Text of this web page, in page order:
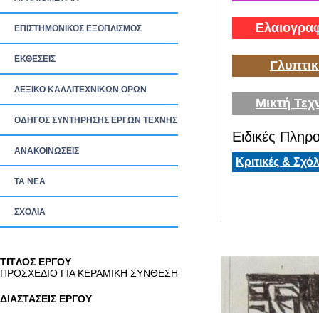
ΕΠΙΣΤΗΜΟΝΙΚΟΣ ΕΞΟΠΛΙΣΜΟΣ
ΕΚΘΕΣΕΙΣ
ΛΕΞΙΚΟ ΚΑΛΛΙΤΕΧΝΙΚΩΝ ΟΡΩΝ
ΟΔΗΓΟΣ ΣΥΝΤΗΡΗΣΗΣ ΕΡΓΩΝ ΤΕΧΝΗΣ
ΑΝΑΚΟΙΝΩΣΕΙΣ
ΤΑ ΝEΑ
ΣΧΟΛΙΑ
Μικτή
Ειδικές
Κριτικές &
TITΛΟΣ ΕΡΓΟΥ
ΠΡΟΣΧΕΔΙΟ ΓΙΑ ΚΕΡΑΜΙΚΗ ΣΥΝΘΕΣΗ
ΔΙΑΣΤΑΣΕΙΣ ΕΡΓΟΥ